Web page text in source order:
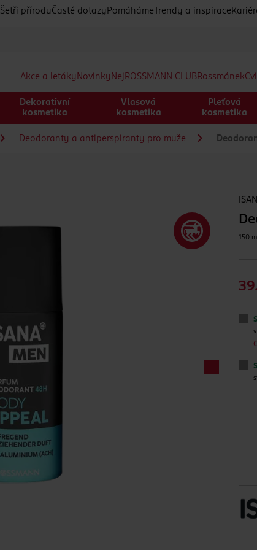
Šetři přírodu Časté dotazy Pomáháme Trendy a inspirace
Akce a letáky Novinky Nej ROSSMANN CLUBRossmánek
Dekorativní
kosmetika
Vlasová
kosmetika
Pleťová
kosmetika
Deodoranty a antiperspiranty pro muže
150